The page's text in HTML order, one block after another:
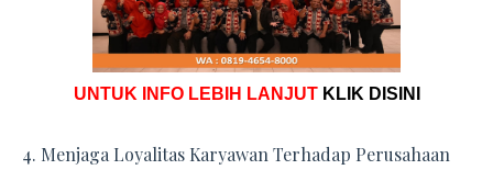
UNTUK INFO LEBIH LANJUT KLIK DISINI
4. Menjaga Loyalitas Karyawan Terhadap Perusahaan